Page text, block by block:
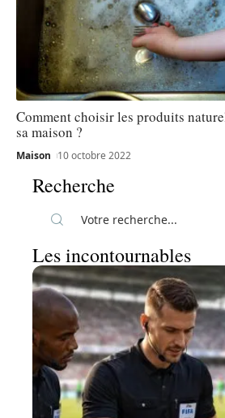
Comment choisir les produits
sa maison ?
Maison 10 octobre 2022
Recherche
Les incontournables